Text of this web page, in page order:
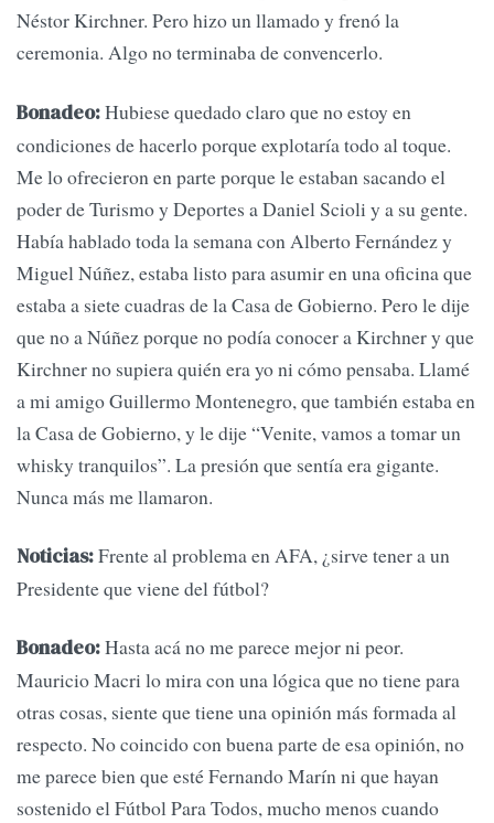
Néstor Kirchner. Pero hizo un llamado y frenó la
ceremonia. Algo no terminaba de convencerlo.
Bonadeo:Hubiese quedado claro que no estoy en
condiciones de hacerlo porque explotaría todo al toque.
Me lo ofrecieron en parte porque le estaban sacando el
poder de Turismo y Deportes a Daniel Scioli y a su gente.
Había hablado toda la semana con Alberto Fernández y
Miguel Núñez, estaba listo para asumir en una oficina que
estaba a siete cuadras de la Casa de Gobierno. Pero le dije
que no a Núñez porque no podía conocer a Kirchner y que
Kirchner no supiera quién era yo ni cómo pensaba. Llamé
a mi amigo Guillermo Montenegro, que también estaba en
la Casa de Gobierno, y le dije “Venite, vamos a tomar un
whisky tranquilos”. La presión que sentía era gigante.
Nunca más me llamaron.
Noticias:Frente al problema en AFA, ¿sirve tener a un
Presidente que viene del fútbol?
Bonadeo:Hasta acá no me parece mejor ni peor.
Mauricio Macri lo mira con una lógica que no tiene para
otras cosas, siente que tiene una opinión más formada al
respecto. No coincido con buena parte de esa opinión, no
me parece bien que esté Fernando Marín ni que hayan
sostenido el Fútbol Para Todos, mucho menos cuando